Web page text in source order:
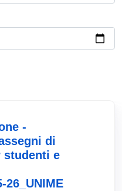
-
di
studenti e
26_UNIME